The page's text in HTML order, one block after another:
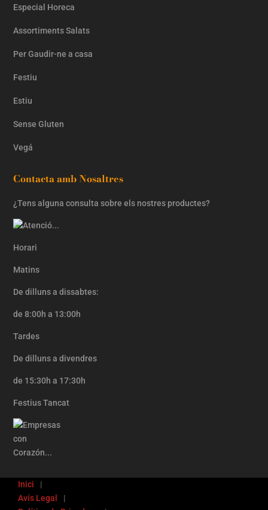
Especial Horeca
Assortiments Salats
Per Gaudir-ne a casa
Festiu
Estiu
Sense Gluten
Vegá
Contacta amb Nosaltres
¿Tens alguna consulta sobre els nostres productes?
Horari
Matins
De dilluns a dissabtes:
de 8:00h a 13:00h
Tardes
De dilluns a divendres
de 15:30h a 17:30h
Festius Tancat
Inici
Avís Legal